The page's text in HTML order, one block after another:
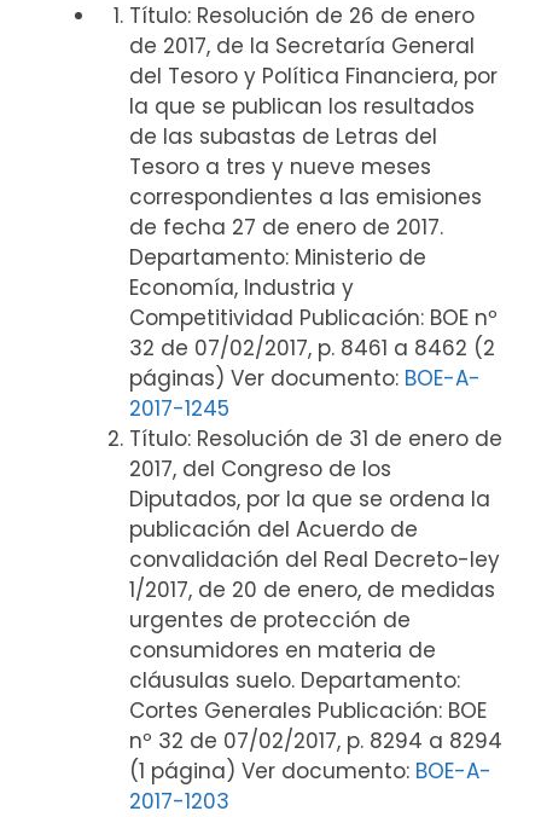
Título: Resolución de 26 de enero
de 2017, de la Secretaría General
del Tesoro y Política Financiera, por
la que se publican los resultados
de las subastas de Letras del
Tesoro a tres y nueve meses
correspondientes a las emisiones
de fecha 27 de enero de 2017.
Departamento: Ministerio de
Economía, Industria y
Competitividad Publicación: BOE nº
32 de 07/02/2017, p. 8461 a 8462 (2
páginas) Ver documento: BOE-A-
2017-1245
Título: Resolución de 31 de enero de
2017, del Congreso de los
Diputados, por la que se ordena la
publicación del Acuerdo de
convalidación del Real Decreto-ley
1/2017, de 20 de enero, de medidas
urgentes de protección de
consumidores en materia de
cláusulas suelo. Departamento:
Cortes Generales Publicación: BOE
nº 32 de 07/02/2017, p. 8294 a 8294
(1 página) Ver documento: BOE-A-
2017-1203